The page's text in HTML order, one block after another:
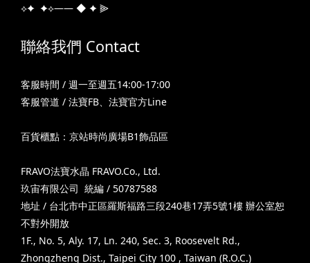
⟡✦ ✦⟡—— ◆ ✦ ⫸
聯絡我們 Contact
客服時間 / 週一至週五14:00-17:00
客服管道 / 法寶FB 法寶官方Line
百貨櫃點：京站時尚廣場B1飾品區
FRAVO法寶水晶 FRAVO.Co., Ltd.
玖宙有限公司 統編 / 50787588
地址 / 台北市中正區羅斯福路三段240巷17弄5號1樓 辦公室恕
不對外開放
1F., No. 5, Aly. 17, Ln. 240, Sec. 3, Roosevelt Rd.,
Zhongzheng Dist., Taipei City 100 , Taiwan (R.O.C.)